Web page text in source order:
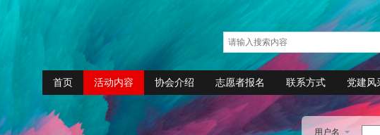
首页 活动内容 协会介绍 志愿者报名 联系方式 党建风
用户名